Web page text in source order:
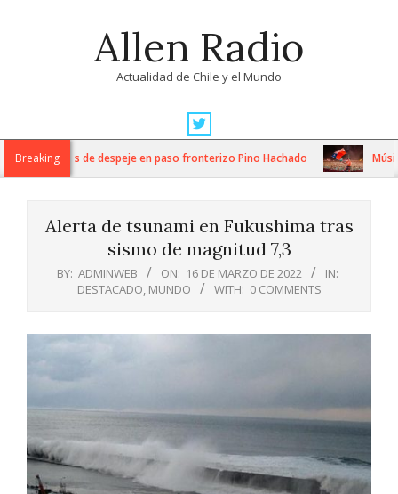
Allen Radio
Actualidad de Chile y el Mundo
Navigation
MenuBreaking
trabajos de despeje en paso fronterizo Pino Hachado
Alerta de tsunami en Fukushima tras
sismo de magnitud 7,3
BY: ADMINWEB ON: 16 DE MARZO DE 2022
IN:
DESTACADO, MUNDO WITH: 0 COMMENTS